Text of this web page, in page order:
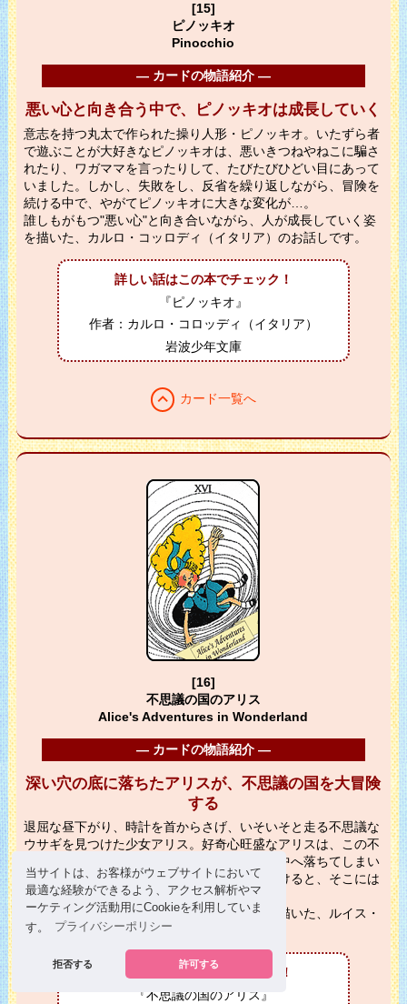
当サイトは、お客様がウェブサイトにおいて
最適な経験ができるよう、アクセス解析やマ
ーケティング活動用にCookieを利用していま
す。
プライバシーポリシー
拒否する 許可する
[15]
ピノッキオ
Pinocchio
― カードの物語紹介 ―
悪い心と向き合う中で、ピノッキオは成長していく
意志を持つ丸太で作られた操り人形・ピノッキオ。いたずら者
で遊ぶことが大好きなピノッキオは、悪いきつねやねこに騙さ
れたり、ワガママを言ったりして、たびたびひどい目にあって
いました。しかし、失敗をし、反省を繰り返しながら、冒険を
続ける中で、やがてピノッキオに大きな変化が…。
誰しもがもつ"悪い心"と向き合いながら、人が成長していく姿
を描いた、カルロ・コッロディ（イタリア）のお話しです。
詳しい話はこの本でチェック！
『ピノッキオ』
作者：カルロ・コロッディ（イタリア）
岩波少年文庫
expand_less カード一覧へ
[16]
不思議の国のアリス
Alice's Adventures in Wonderland
― カードの物語紹介 ―
深い穴の底に落ちたアリスが、不思議の国を大冒険
する
退屈な昼下がり、時計を首からさげ、いそいそと走る不思議な
ウサギを見つけた少女アリス。好奇心旺盛なアリスは、この不
思議なウサギを追いかけるうちに、深い穴の中へ落ちてしまい
ます。穴の底にたどり着いたアリスが目を開けると、そこには
不思議な世界が広がっていたのです…。
好奇心旺盛で元気いっぱいな少女の大冒険を描いた、ルイス・
キャロル（イギリス）のお話です。
詳しい話はこの本でチェック！
『不思議の国のアリス』